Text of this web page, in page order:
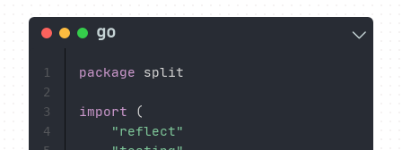
package split
import
(
"reflect"
1
2
3
4